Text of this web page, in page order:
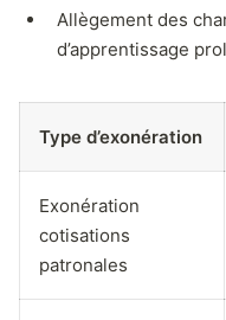
Allègement des
d’apprentissage
Type d’exonération
Exonération
cotisations
patronales